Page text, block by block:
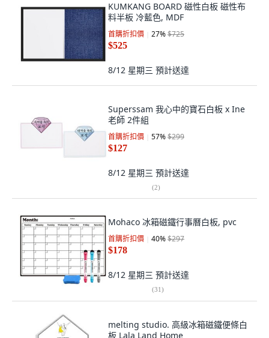
KUMKANG BOARD 磁性白板 磁性布
料半板 冷藍色, MDF
首購折扣價 27%$725
$525
8/12 星期三 預計送達
Superssam 我心中的寶石白板 x Ine
老師 2件組
首購折扣價 57%$299
$127
8/12 星期三 預計送達
(2)
Mohaco 冰箱磁鐵行事曆白板, pvc
首購折扣價 40%$297
$178
8/12 星期三 預計送達
(31)
melting studio. 高級冰箱磁鐵便條白
板 Lala Land Home